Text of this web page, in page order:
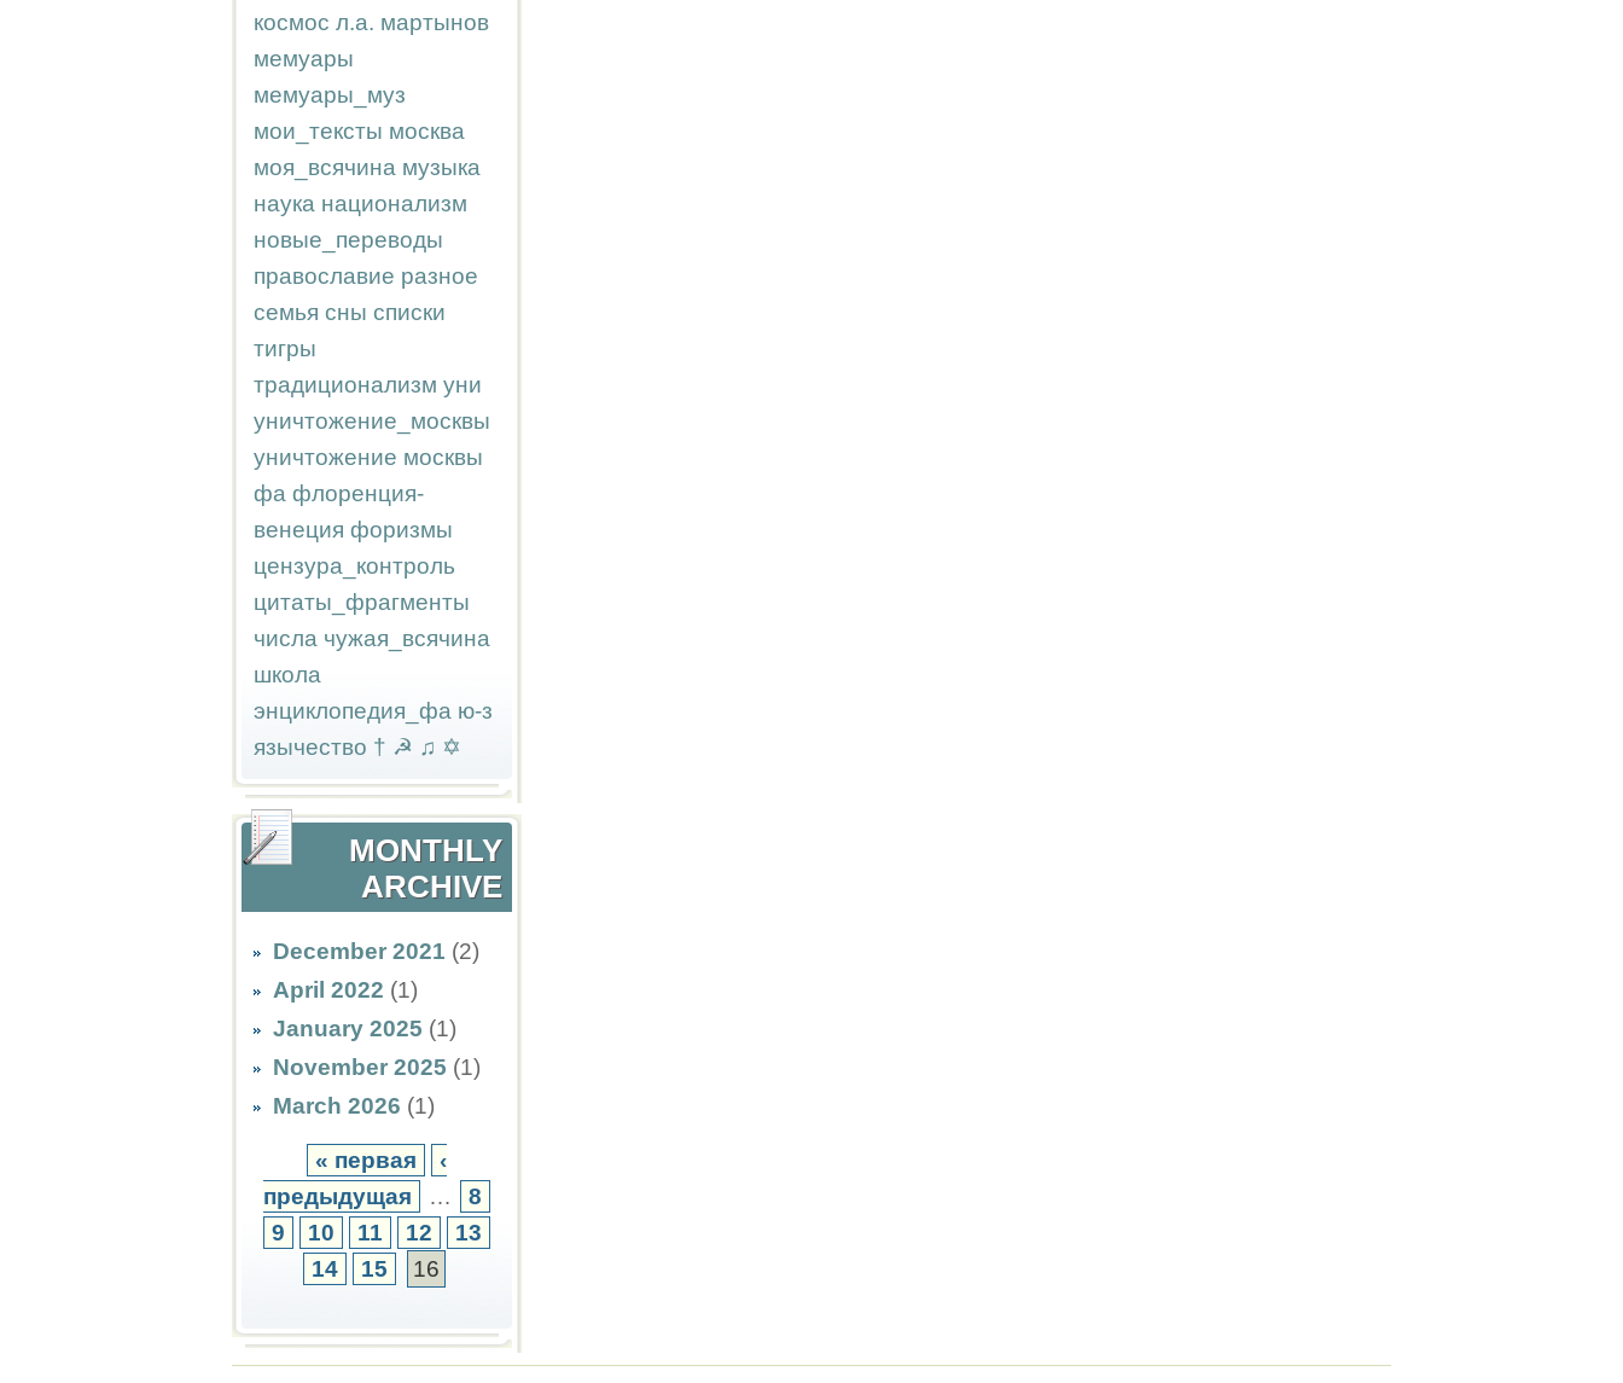
космос л.а. мартынов
мемуары
мемуары_муз
мои_тексты москва
моя_всячина музыка
наука национализм
новые_переводы
православие разное
семья сны списки
тигры
традиционализм уни
уничтожение_москвы
уничтожение москвы
фа флоренция-
венеция форизмы
цензура_контроль
цитаты_фрагменты
числа чужая_всячина
школа
энциклопедия_фа ю-з
язычество † ☭ ♫ ✡
MONTHLY
ARCHIVE
December 2021 (2)
April 2022 (1)
January 2025 (1)
November 2025 (1)
March 2026 (1)
« первая
‹
предыдущая
…
8
9
10 11 12
13
14
15 16